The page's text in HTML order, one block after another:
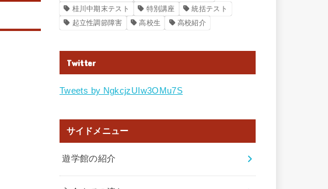
桂川中期末テスト
特別講座
統括テスト
起立性調節障害
高校生 高校紹介
Twitter
Tweets by NgkcjzUIw3OMu7S
サイドメニュー
遊学館の紹介